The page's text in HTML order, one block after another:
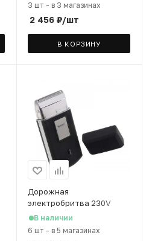
3 шт - в 3 магазинах
2 456 ₽/шт
В КОРЗИНУ
Дорожная
электробритва 230V
50Hz
В наличии
6 шт - в 5 магазинах